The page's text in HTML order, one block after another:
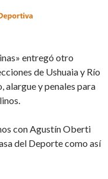
entregó otro
de Ushuaia y Río
alargue y penales para
con Agustín Oberti
del Deporte como así